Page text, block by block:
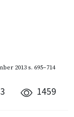
2013s. 695–714
1459